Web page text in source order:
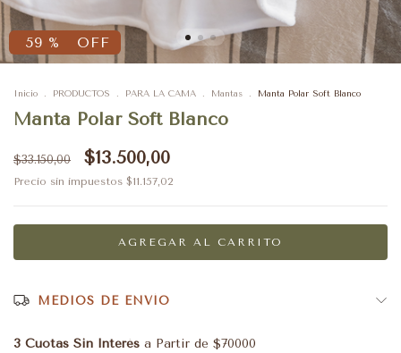
59 % OFF
Inicio . PRODUCTOS . PARA LA CAMA . Mantas . Manta Polar Soft Blanco
Manta Polar Soft Blanco
$33.150,00 $13.500,00
Precio sin impuestos $11.157,02
MEDIOS DE ENVÍO
3 Cuotas Sin Interés a Partir de $70000